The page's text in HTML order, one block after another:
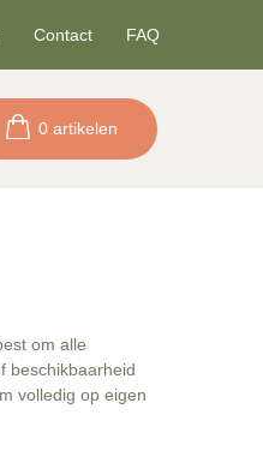
Contact FAQ
0 artikelen
om alle
beschikbaarheid
volledig op eigen